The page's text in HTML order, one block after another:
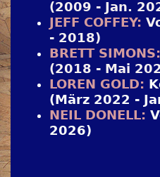
(2009 - Jan.
JEFF COFFEY:
- 2018)
BRETT SIMONS:
(2018 - Mai
LOREN GOLD:
(März 2022 -
NEIL DONELL:
2026)